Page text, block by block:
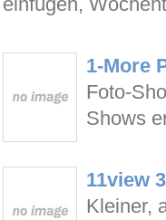
1-More
Foto-
Shows
11view
Kleiner,